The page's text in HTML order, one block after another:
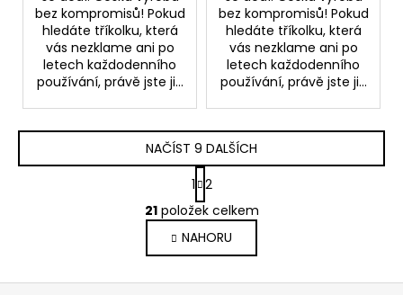
bez kompromisů! Pokud
hledáte tříkolku, která
vás nezklame ani po
letech každodenního
používání, právě jste ji...
bez kompromisů! Pokud
hledáte tříkolku, která
vás nezklame ani po
letech každodenního
používání, právě jste ji...
O
v
l
á
d
NAČÍST 9 DALŠÍCH
S
t
r
á
n
k
o
1 2
21položek celkem
NAHORU